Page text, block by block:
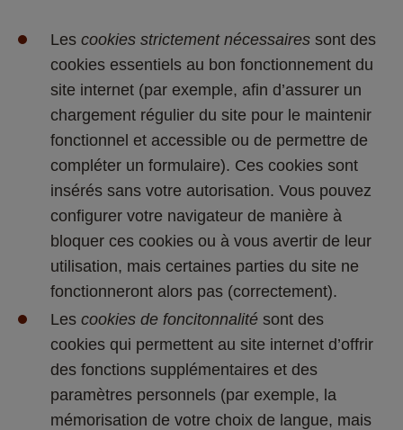
Les cookies strictement nécessaires sont des
cookies essentiels au bon fonctionnement du
site internet (par exemple, afin d’assurer un
chargement régulier du site pour le maintenir
fonctionnel et accessible ou de permettre de
compléter un formulaire). Ces cookies sont
insérés sans votre autorisation. Vous pouvez
configurer votre navigateur de manière à
bloquer ces cookies ou à vous avertir de leur
utilisation, mais certaines parties du site ne
fonctionneront alors pas (correctement).
Les cookies de foncitonnalité sont des
cookies qui permettent au site internet d’offrir
des fonctions supplémentaires et des
paramètres personnels (par exemple, la
mémorisation de votre choix de langue, mais